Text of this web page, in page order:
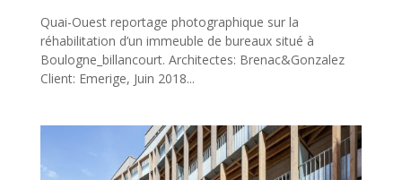
Quai-Ouest reportage photographique sur la
réhabilitation d’un immeuble de bureaux situé à
Boulogne_billancourt. Architectes: Brenac&Gonzalez
Client: Emerige, Juin 2018...